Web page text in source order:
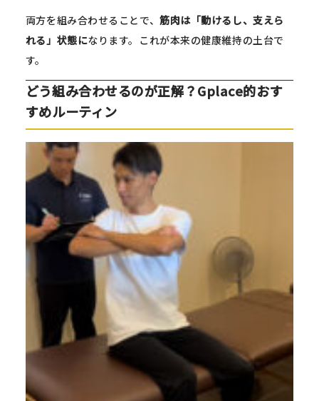
両方を組み合わせることで、筋肉は「動けるし、支えら
れる」状態になります。これが本来の健康維持の土台で
す。
どう組み合わせるのが正解？Gplace的おす
すめルーティン